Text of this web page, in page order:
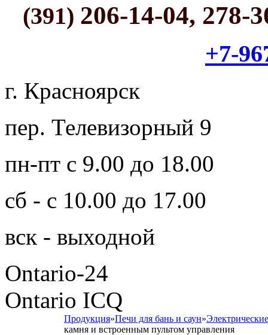
(391) 206-14-04, 278-
+7-
г. Красноярск
пер. Телевизорный 9
пн-пт с 9.00 до 18.00
сб - с 10.00 до 17.00
вск - выходной
Ontario-24
Ontario ICQ
Продукция»Печи для бань и саун»
камня и встроенным пультом управления